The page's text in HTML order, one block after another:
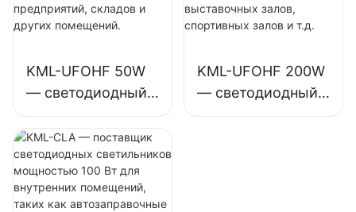
промышленных
предприятий,
помещений.
освещения
промышленных
спортивных залов
и т. д.
KML-UFOHF 50W
— светодиодный
светильник для
высоких
потолков,
предназначенный
для
KML-UFOHF 200W
— светодиодный
светильник для